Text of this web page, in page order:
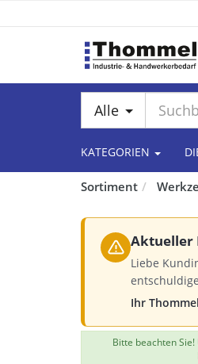
KATEGORIEN
Alle
Sortiment
Aktueller
Liebe
Ihr
Bitte beachten